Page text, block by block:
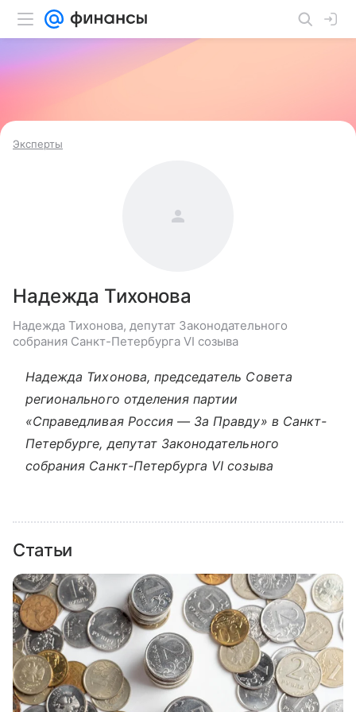
Эксперты
Надежда Тихонова
Надежда Тихонова, депутат Законодательного
собрания Санкт-Петербурга VI созыва
Надежда Тихонова, председатель Совета
регионального отделения партии
«Справедливая Россия — За Правду» в Санкт-
Петербурге, депутат Законодательного
собрания Санкт-Петербурга VI созыва
Статьи